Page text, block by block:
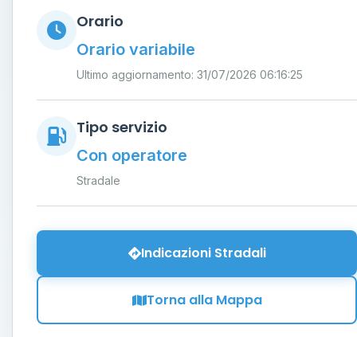
Orario
Orario variabile
Ultimo aggiornamento: 31/07/2026 06:16:25
Tipo servizio
Con operatore
Stradale
Indicazioni Stradali
Torna alla Mappa